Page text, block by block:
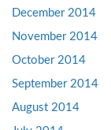
December 2014
November 2014
October 2014
September 2014
August 2014